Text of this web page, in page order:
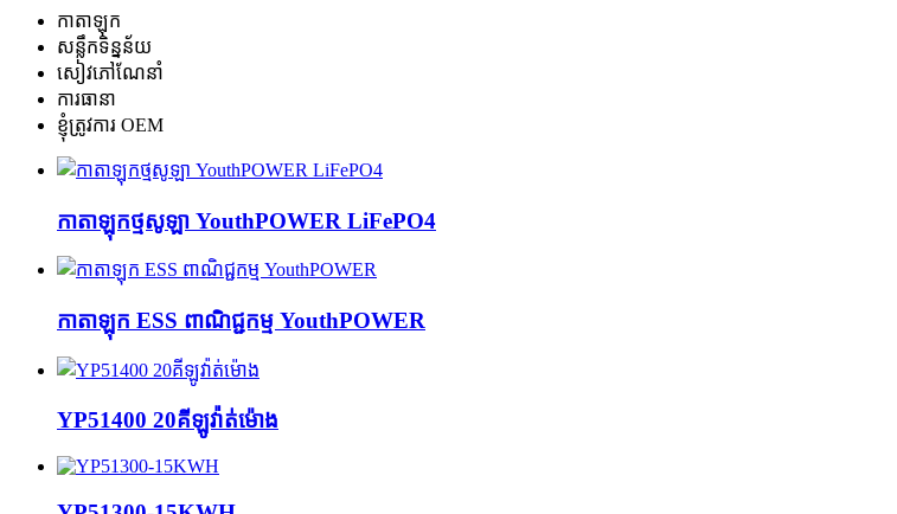
កាតាឡុក
សន្លឹកទិន្នន័យ
សៀវភៅណែនាំ
ការធានា
ខ្ញុំត្រូវការ OEM
កាតាឡុកថ្មសូឡា YouthPOWER LiFePO4
កាតាឡុក ESS ពាណិជ្ជកម្ម YouthPOWER
YP51400 20គីឡូវ៉ាត់ម៉ោង